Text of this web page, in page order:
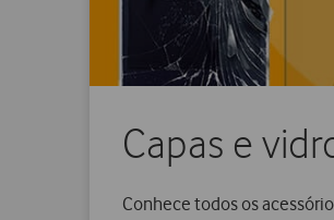
Capas e
Conhece todos os